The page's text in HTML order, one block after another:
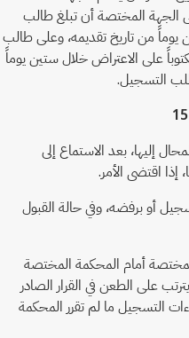
الجهة المختصة أن تبلغ طالب
يوماً من تاريخ تقديمه، وعلى طالب
على الاعتراض خلال ستين يوماً
طلب التسجيل.
إليها، بعد الاستماع إلى
اقتضى الأمر.
أو برفضه، وفي حالة القبول
أمام المحكمة المختصة
على الطعن في القرار الصادر
التسجيل ما لم تقرر المحكمة